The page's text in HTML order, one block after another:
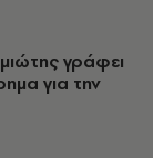
γράφει
για την